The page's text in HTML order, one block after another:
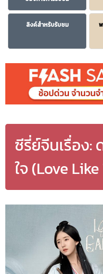
ลิงค์สำหรับรับชม
ซีรี่ย์จีนเรื่อง:
ใจ (Love